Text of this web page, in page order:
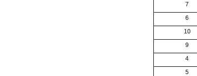
7
6
10
9
4
5